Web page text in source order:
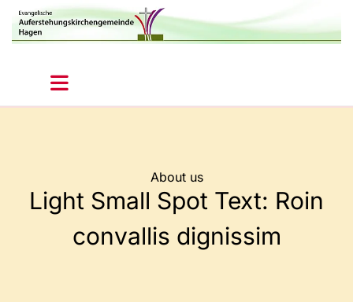
About us
Light Small Spot Text: Roin
convallis dignissim